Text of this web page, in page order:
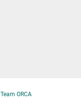
Team ORCA